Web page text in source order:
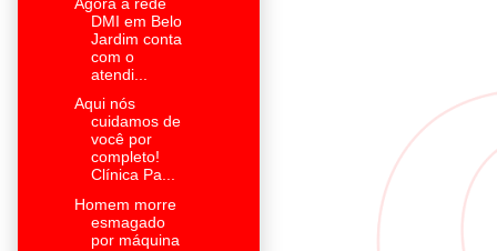
DMI em Belo
Jardim conta
com o
atendi...
Aqui nós
cuidamos de
você por
completo!
Clínica Pa...
Homem morre
esmagado
por máquina